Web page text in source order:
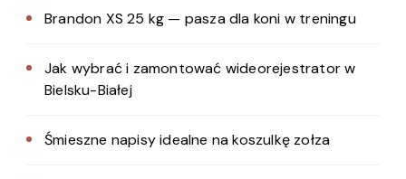
Brandon XS 25 kg — pasza dla koni w treningu
Jak wybrać i zamontować wideorejestrator w
Bielsku-Białej
Śmieszne napisy idealne na koszulkę zołza